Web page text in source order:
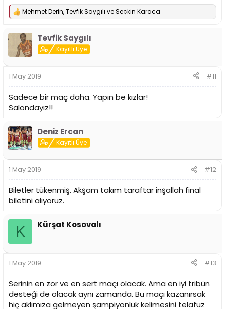
T
p
l
:
Mehmet Derin,Tevfik Saygılı veSeçkin Karaca
Tevfik Saygılı
Kayıtlı Üye
1 May 2019 #11
Sadece bir maç daha. Yapın be kızlar!
Salondayız!!
Deniz Ercan
Kayıtlı Üye
1 May 2019 #12
Biletler tükenmiş. Akşam takım taraftar inşallah final
biletini alıyoruz.
K Kürşat Kosovalı
1 May 2019 #13
Serinin en zor ve en sert maçı olacak. Ama en iyi tribün
desteği de olacak aynı zamanda. Bu maçı kazanırsak
hiç aklımıza gelmeyen şampiyonluk kelimesini telafuz